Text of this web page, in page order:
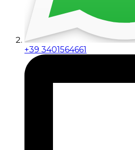
+39 3401564661